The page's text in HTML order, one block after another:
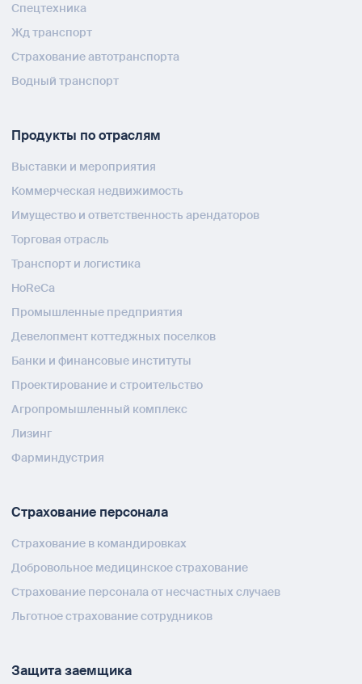
Спецтехника
Жд транспорт
Страхование автотранспорта
Водный транспорт
Продукты по отраслям
Выставки и мероприятия
Коммерческая недвижимость
Имущество и ответственность арендаторов
Торговая отрасль
Транспорт и логистика
HoReCa
Промышленные предприятия
Девелопмент коттеджных поселков
Банки и финансовые институты
Проектирование и строительство
Агропромышленный комплекс
Лизинг
Фарминдустрия
Страхование персонала
Страхование в командировках
Добровольное медицинское страхование
Страхование персонала от несчастных случаев
Льготное страхование сотрудников
Защита заемщика